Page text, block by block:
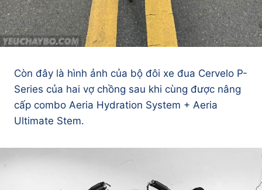
Còn đây là hình ảnh của bộ đôi xe đua Cervelo P-
Series của hai vợ chồng sau khi cùng được nâng
cấp combo Aeria Hydration System + Aeria
Ultimate Stem.